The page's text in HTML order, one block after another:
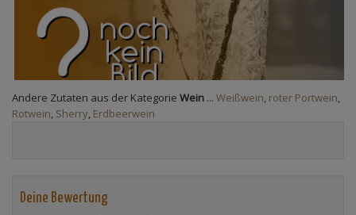
Andere Zutaten aus der Kategorie Wein ... Weißwein, roter Portwein,
Rotwein, Sherry, Erdbeerwein
Deine Bewertung